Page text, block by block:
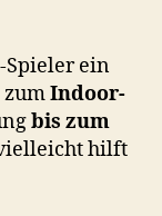
Spieler ein
zumIndoor-
bis zum
hilft